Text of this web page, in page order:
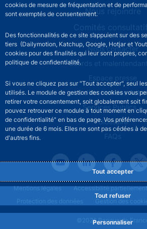
cookies de mesure de fréquentation et de
sont exemptés de consentement.
Des fonctionnalités de ce site s’appuient sur des
tiers (Dailymotion, Katchup, Google, Hotjar et
cookies pour des finalités qui leur sont propres,
politique de confidentialité.
Si vous ne cliquez pas sur "Tout accepter", seul
utilisés. Le module de gestion des cookies vous
retirer votre consentement, soit globalement soit
pouvez retrouver ce module à tout moment en
de confidentialité" en bas de page. Vos
une durée de 6 mois. Elles ne sont pas cédées à
d'autres fins.
Tout accepter
Tout refuser
Personnaliser
Nous rejoindre
Comités
Footer secondary menuNous contacter
Sourds et
Espace presse
La direction des
Services Publics +
Glossaire
FAQs
©2026 Banque de
Footer legal notice menu
Mentions légales Accessibilité
Protection des données
Gestion des